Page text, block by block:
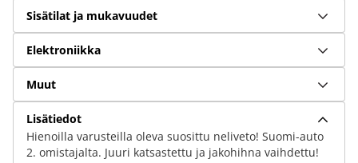
Sisätilat ja mukavuudet
Elektroniikka
Muut
Lisätiedot
Hienoilla varusteilla oleva suosittu neliveto! Suomi-auto
2. omistajalta. Juuri katsastettu ja jakohihna vaihdettu!